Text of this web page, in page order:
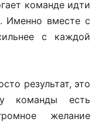
команде идти
Именно вместе с
с каждой
результат, это
команды есть
желание